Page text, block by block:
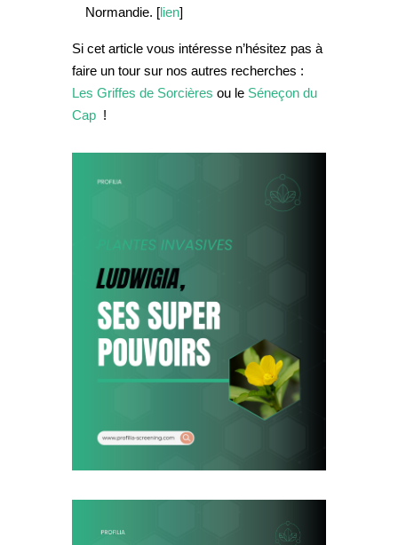
Normandie. [lien]
Si cet article vous intéresse n’hésitez pas à
faire un tour sur nos autres recherches :
Les Griffes de Sorcières ou le Séneçon du
Cap!